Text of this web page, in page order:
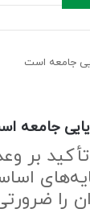
جامعه است
جامعه
بر
ضرورتی